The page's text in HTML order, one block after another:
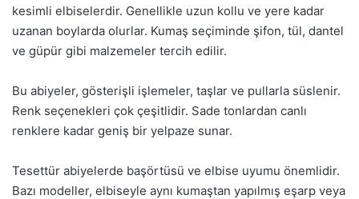
kesimli elbiselerdir. Genellikle uzun kollu ve yere kadar
uzanan boylarda olurlar. Kumaş seçiminde şifon, tül, dantel
ve güpür gibi malzemeler tercih edilir.
Bu abiyeler, gösterişli işlemeler, taşlar ve pullarla süslenir.
Renk seçenekleri çok çeşitlidir. Sade tonlardan canlı
renklere kadar geniş bir yelpaze sunar.
Tesettür abiyelerde başörtüsü ve elbise uyumu önemlidir.
Bazı modeller, elbiseyle aynı kumaştan yapılmış eşarp veya